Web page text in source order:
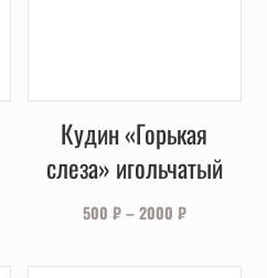
Кудин «Горькая
слеза» игольчатый
500 ₽–2000 ₽